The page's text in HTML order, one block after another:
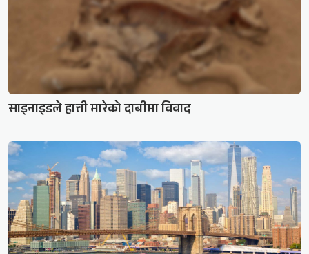
साइनाइडले हात्ती मारेको दाबीमा विवाद